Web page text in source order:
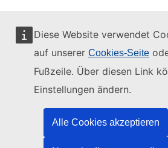
Diese Website verwendet
auf unserer Cookies-Seite
Fußzeile. Über diesen Link
Einstellungen ändern.
Alle Cookies akzeptieren